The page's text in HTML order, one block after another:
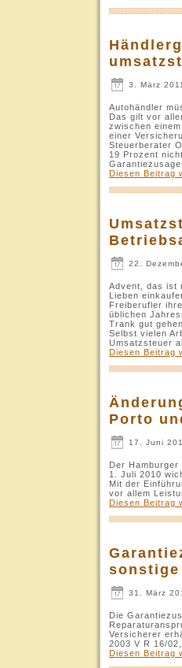
3. März 2011
Autohändler
Das gilt vor
zwischen
einer
Steuerberater
19 Prozent
Diesen Beitrag
22.
Advent, das ist
Lieben
Freiberufler
üblichen
Trank gut
Selbst vielen
Umsatzsteuer
Diesen Beitrag
Porto
17. Juni
Der
1. Juli 2010
Mit der
vor allem
Diesen Beitrag
sonstige
31. März
Die
Versicherer
2003 V R 16/
Diesen Beitrag